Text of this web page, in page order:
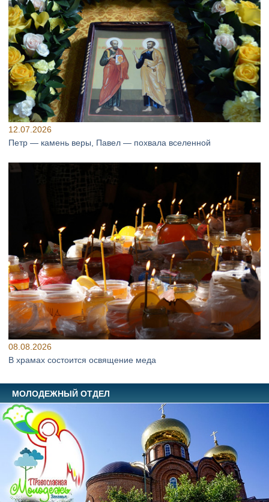
12.07.2026
Петр — камень веры, Павел — похвала вселенной
08.08.2026
В храмах состоится освящение меда
МОЛОДЕЖНЫЙ ОТДЕЛ